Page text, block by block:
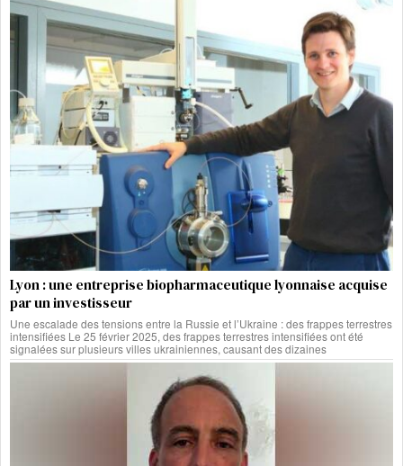
Lyon : une entreprise biopharmaceutique lyonnaise acquise
par un investisseur
Une escalade des tensions entre la Russie et l’Ukraine : des frappes terrestres
intensifiées Le 25 février 2025, des frappes terrestres intensifiées ont été
signalées sur plusieurs villes ukrainiennes, causant des dizaines